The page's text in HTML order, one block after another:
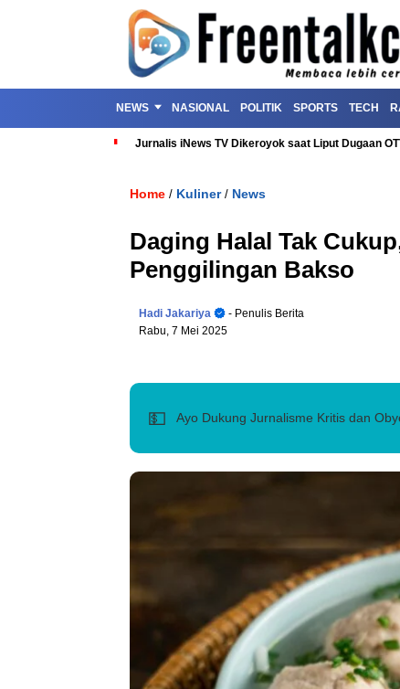
NEWS NASIONAL POLITIK SPORTS TECH
Jurnalis iNews TV Dikeroyok saat Liput Dugaan
Home / Kuliner/ News
Daging Halal Tak
Penggilingan Bakso
Hadi Jakariya
- Penulis Berita
Rabu, 7 Mei 2025
💵 Ayo Dukung Jurnalisme Kritis dan